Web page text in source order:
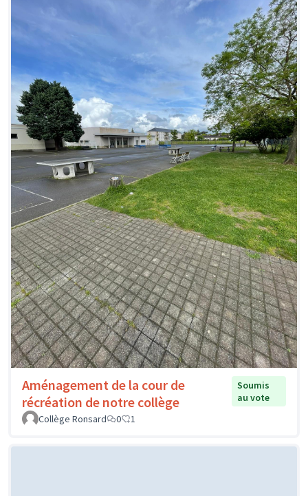
Aménagement de la cour de
récréation de notre collège
Soumis
au vote
Collège Ronsard
0 1